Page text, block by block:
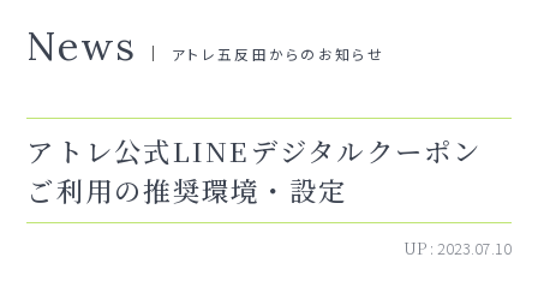
News アトレ五反田からのお知らせ
アトレ公式LINEデジタルクーポン
ご利用の推奨環境・設定
UP : 2023.07.10